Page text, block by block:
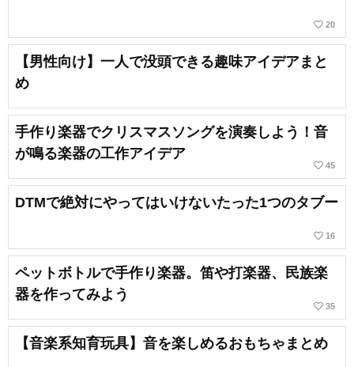
favorite_border 20
【男性向け】一人で没頭できる趣味アイデアまと
め
手作り楽器でクリスマスソングを演奏しよう！音
が鳴る楽器の工作アイデア
favorite_border 45
DTMで絶対にやってはいけないたった1つのタブー
favorite_border 16
ペットボトルで手作り楽器。笛や打楽器、民族楽
器を作ってみよう
favorite_border 35
【音楽系知育玩具】音を楽しめるおもちゃまとめ